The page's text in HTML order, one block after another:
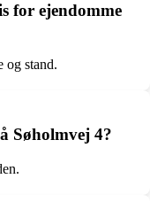
for ejendomme
og stand.
Søholmvej 4?